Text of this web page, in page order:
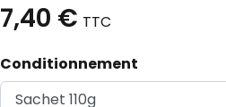
7,40 € TTC
Conditionnement